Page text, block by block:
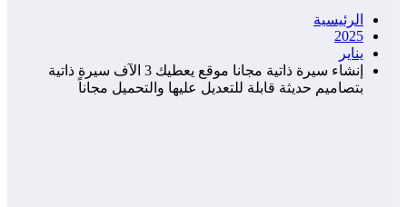
الرئيسية
2025
يناير
إنشاء سيرة ذاتية مجانا موقع يعطيك 3 الآف سيرة ذاتية
بتصاميم حديثة قابلة للتعديل عليها والتحميل مجاناً